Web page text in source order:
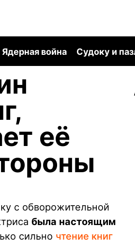
Ядерная война Судоку и
её
с обворожительной
была настоящим
сильно чтение книг